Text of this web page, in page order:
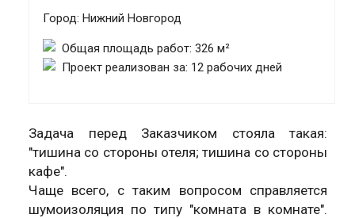
Город: Нижний Новгород
Общая площадь работ: 326 м²
Проект реализован за: 12 рабочих дней
Задача перед Заказчиком стояла такая:
"тишина со стороны отеля; тишина со стороны
кафе".
Чаще всего, с таким вопросом справляется
шумоизоляция по типу "комната в комнате".